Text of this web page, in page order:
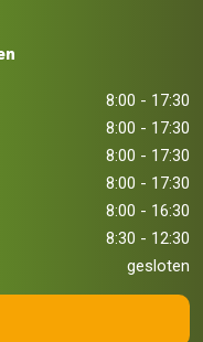
8:00 - 17:30
8:00 - 17:30
8:00 - 17:30
8:00 - 17:30
8:00 - 16:30
8:30 - 12:30
gesloten